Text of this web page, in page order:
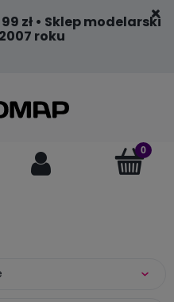
zł • Sklep modelarski
roku